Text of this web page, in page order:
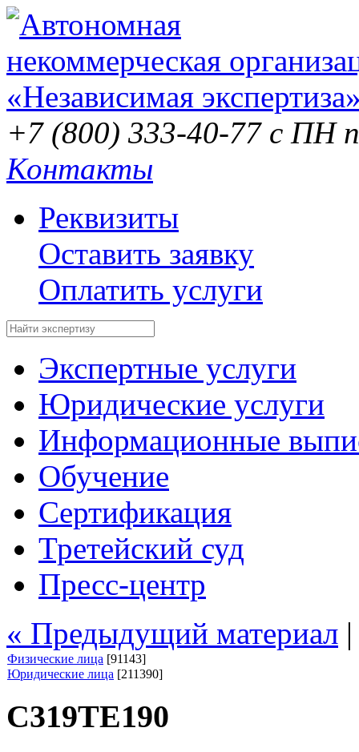
+7 (800) 333-40-77 с ПН
Контакты
Реквизиты
Оставить заявку
Оплатить услуги
Экспертные услуги
Юридические услуги
Информационные
Обучение
Сертификация
Третейский суд
Пресс-центр
« Предыдущий материал
Физические лица [91143]
Юридические лица [211390]
С319ТЕ190